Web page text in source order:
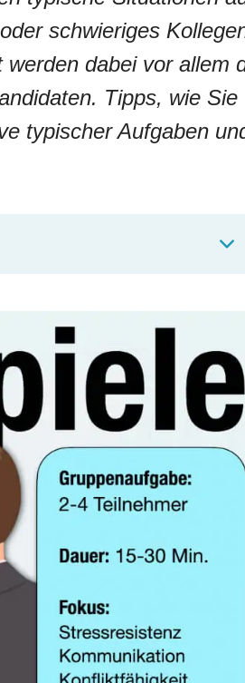
schwieriges
dabei vor allem
Tipps, wie Sie
typischer Aufgaben